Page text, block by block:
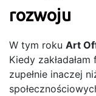
rozwoju
W tym roku Art
Kiedy
zupełnie inaczej